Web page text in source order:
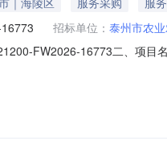
招标单位： 泰州市农
FW2026-16773二、项目
凤凰东路66号B座评审开始